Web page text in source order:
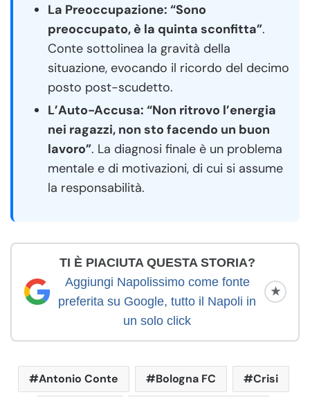
La Preoccupazione: “Sono
preoccupato, è la quinta sconfitta”.
Conte sottolinea la gravità della
situazione, evocando il ricordo del decimo
posto post-scudetto.
L’Auto-Accusa: “Non ritrovo l’energia
nei ragazzi, non sto facendo un buon
lavoro”. La diagnosi finale è un problema
mentale e di motivazioni, di cui si assume
la responsabilità.
TI È PIACIUTA QUESTA STORIA?
Aggiungi Napolissimo come fonte
preferita su Google, tutto il Napoli in
un solo click
★
Antonio Conte Bologna FC Crisi